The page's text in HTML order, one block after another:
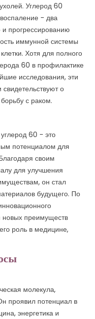
Углерод 60
- два
прогрессированию
иммунной системы
Хотя для полного
60 в профилактике
исследования, эти
о
с раком.
60 - это
потенциалом для
своим
для улучшения
он стал
будущего. По
новых преимуществ
роль в медицине,
молекула,
проявил потенциал в
энергетика и